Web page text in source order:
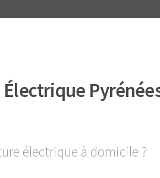
électrique à domicile ?